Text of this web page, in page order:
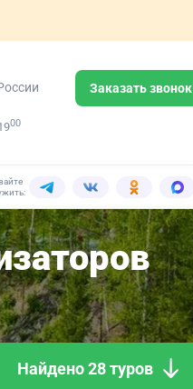
Заказать звонок
00
Найдено 28 туров